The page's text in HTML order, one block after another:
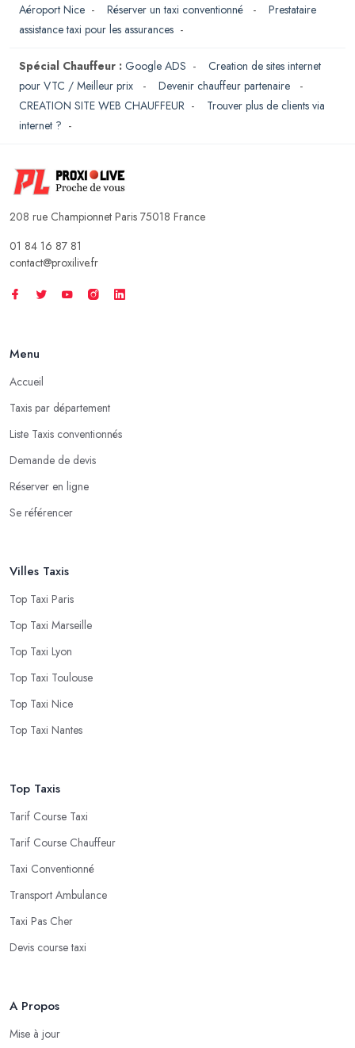
Aéroport Nice - Réserver un taxi conventionné - Prestataire
assistance taxi pour les assurances -
Spécial Chauffeur : Google ADS - Creation de sites internet
pour VTC / Meilleur prix
- Devenir chauffeur partenaire
-
CREATION SITE WEB CHAUFFEUR - Trouver plus de clients via
internet ? -
208 rue Championnet Paris 75018 France
01 84 16 87 81
contact@proxilive.fr
Menu
Accueil
Taxis par département
Liste Taxis conventionnés
Demande de devis
Réserver en ligne
Se référencer
Villes Taxis
Top Taxi Paris
Top Taxi Marseille
Top Taxi Lyon
Top Taxi Toulouse
Top Taxi Nice
Top Taxi Nantes
Top Taxis
Tarif Course Taxi
Tarif Course Chauffeur
Taxi Conventionné
Transport Ambulance
Taxi Pas Cher
Devis course taxi
A Propos
Mise à jour